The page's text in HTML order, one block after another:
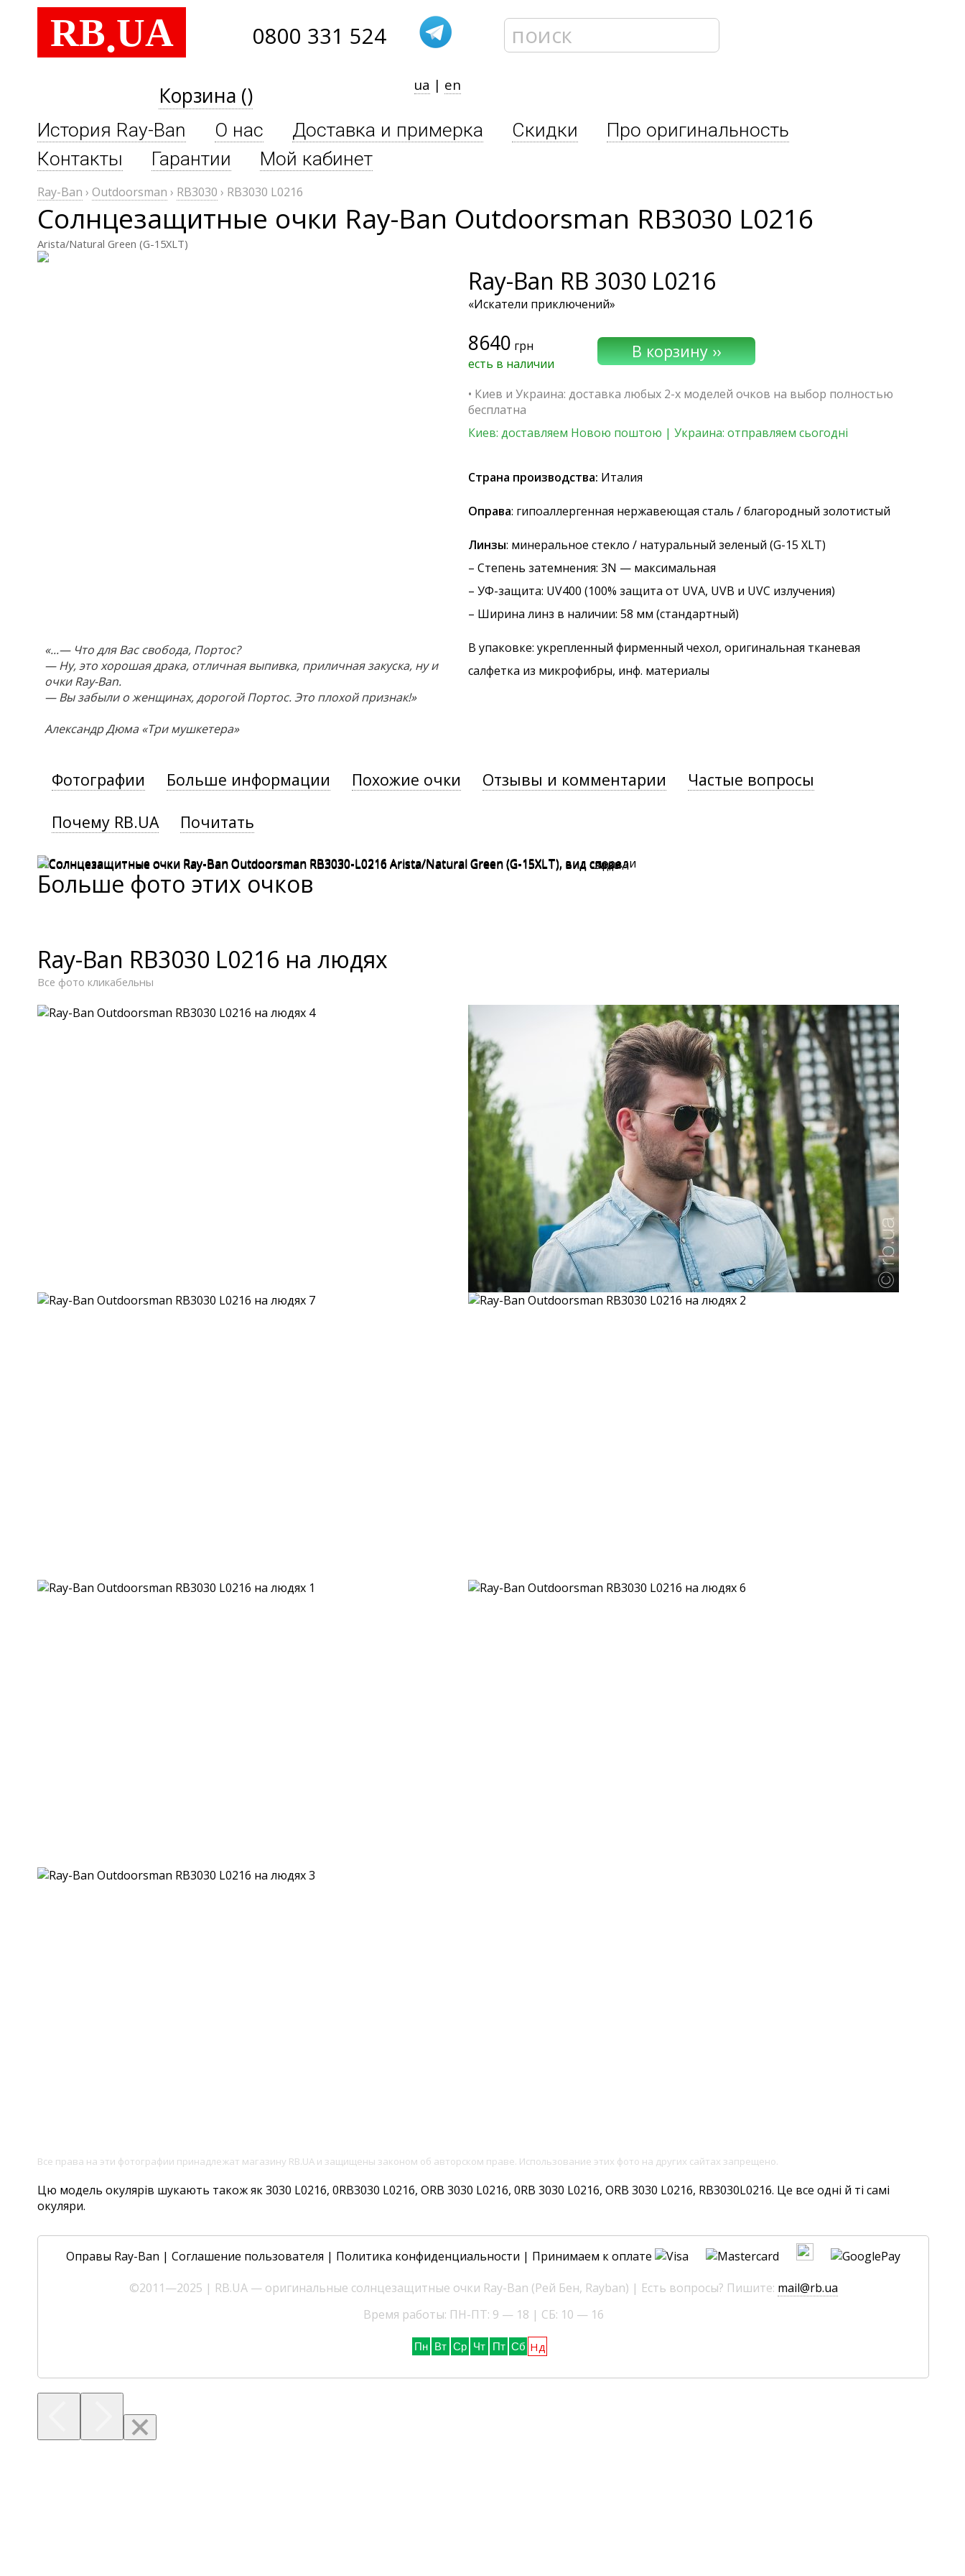
RB.UA 0800 331 524
Корзина () ua | en
История Ray-Ban О нас Доставка и примерка Скидки
Про оригинальность
Контакты
Гарантии Мой кабинет
Ray-Ban › Outdoorsman › RB3030 › RB3030 L0216
Солнцезащитные очки Ray-Ban Outdoorsman RB3030 L0216
Arista/Natural Green (G-15XLT)
«...— Что для Вас свобода, Портос?
— Ну, это хорошая драка, отличная выпивка, приличная закуска, ну и
очки Ray-Ban.
— Вы забыли о женщинах, дорогой Портос. Это плохой признак!»
Александр Дюма «Три мушкетера»
Ray-Ban RB 3030 L0216
«Искатели приключений»
8640 грн
есть в наличии
• Киев и Украина: доставка любых 2-х моделей очков на выбор полностью
бесплатна
Киев: доставляем Новою поштою | Украина: отправляем сьогодні
Страна производства: Италия
Оправа: гипоаллергенная нержавеющая сталь / благородный золотистый
Линзы: минеральное стекло / натуральный зеленый (G-15 XLT)
– Степень затемнения: 3N — максимальная
– УФ-защита: UV400 (100% защита от UVA, UVB и UVC излучения)
– Ширина линз в наличии: 58 мм (стандартный)
В упаковке: укрепленный фирменный чехол, оригинальная тканевая
салфетка из микрофибры, инф. материалы
Фотографии Больше информации Похожие очки Отзывы и комментарии Частые вопросы
Почему RB.UA Почитать
Больше фото этих очков
Ray-Ban RB3030 L0216 на людях
Все фото кликабельны
Все права на эти фотографии принадлежат магазину RB.UA и защищены законом об авторском праве. Использование этих фото на других сайтах запрещено.
Цю модель окулярів шукають також як 3030 L0216, 0RB3030 L0216, ORB 3030 L0216, 0RB 3030 L0216, ORB 3030 L0216, RB3030L0216. Це все одні й ті самі
окуляри.
Оправы Ray-Ban | Соглашение пользователя | Политика конфиденциальности | Принимаем к оплате
©2011—2025 | RB.UA — оригинальные солнцезащитные очки Ray-Ban (Рей Бен, Rayban) | Есть вопросы? Пишите: mail@rb.ua
Время работы: ПН-ПТ: 9 — 18 | СБ: 10 — 16
Пн Вт Ср Чт Пт Сб Нд